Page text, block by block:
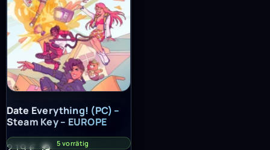
Date Everything! (PC) – Steam Key – EUROPE
Date Everything! (PC) –
Steam Key – EUROPE
5 vorrätig